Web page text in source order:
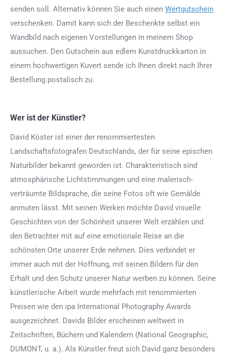
senden soll. Alternativ können Sie auch einen Wertgutschein
verschenken. Damit kann sich der Beschenkte selbst ein
Wandbild nach eigenen Vorstellungen in meinem Shop
aussuchen. Den Gutschein aus edlem Kunstdruckkarton in
einem hochwertigen Kuvert sende ich Ihnen direkt nach Ihrer
Bestellung postalisch zu.
Wer ist der Künstler?
David Köster ist einer der renommiertesten
Landschaftsfotografen Deutschlands, der für seine epischen
Naturbilder bekannt geworden ist. Charakteristisch sind
atmosphärische Lichtstimmungen und eine malerisch-
verträumte Bildsprache, die seine Fotos oft wie Gemälde
anmuten lässt. Mit seinen Werken möchte David visuelle
Geschichten von der Schönheit unserer Welt erzählen und
den Betrachter mit auf eine emotionale Reise an die
schönsten Orte unserer Erde nehmen. Dies verbindet er
immer auch mit der Hoffnung, mit seinen Bildern für den
Erhalt und den Schutz unserer Natur werben zu können. Seine
künstlerische Arbeit wurde mehrfach mit renommierten
Preisen wie den ipa International Photography Awards
ausgezeichnet. Davids Bilder erscheinen weltweit in
Zeitschriften, Büchern und Kalendern (National Geographic,
DUMONT, u. a.). Als Künstler freut sich David ganz besonders